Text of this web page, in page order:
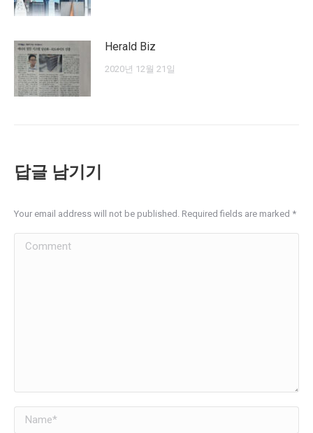
Herald Biz
2020년 12월 21일
답글 남기기
Your email address will not be published. Required fields are marked *
Comment
Name *